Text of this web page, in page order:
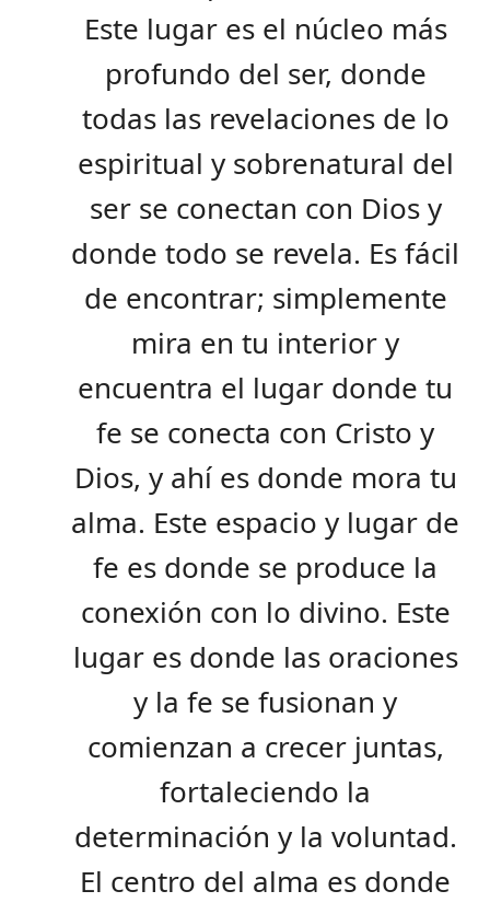
Este lugar es el núcleo más
profundo del ser, donde
todas las revelaciones de lo
espiritual y sobrenatural del
ser se conectan con Dios y
donde todo se revela. Es fácil
de encontrar; simplemente
mira en tu interior y
encuentra el lugar donde tu
fe se conecta con Cristo y
Dios, y ahí es donde mora tu
alma. Este espacio y lugar de
fe es donde se produce la
conexión con lo divino. Este
lugar es donde las oraciones
y la fe se fusionan y
comienzan a crecer juntas,
fortaleciendo la
determinación y la voluntad.
El centro del alma es donde